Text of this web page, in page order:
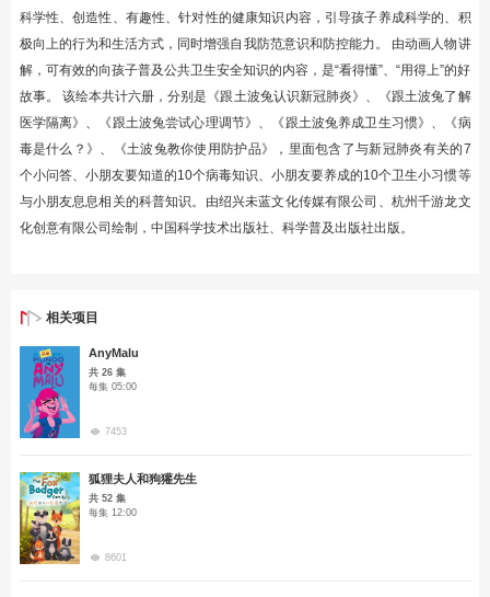
科学性、创造性、有趣性、针对性的健康知识内容，引导孩子养成科学的、积
极向上的行为和生活方式，同时增强自我防范意识和防控能力。 由动画人物讲
解，可有效的向孩子普及公共卫生安全知识的内容，是“看得懂”、“用得上”的好
故事。 该绘本共计六册，分别是《跟土波兔认识新冠肺炎》、《跟土波兔了解
医学隔离》、《跟土波兔尝试心理调节》、《跟土波兔养成卫生习惯》、《病
毒是什么？》、《土波兔教你使用防护品》，里面包含了与新冠肺炎有关的7
个小问答、小朋友要知道的10个病毒知识、小朋友要养成的10个卫生小习惯等
与小朋友息息相关的科普知识。由绍兴未蓝文化传媒有限公司、杭州千游龙文
化创意有限公司绘制，中国科学技术出版社、科学普及出版社出版。
相关项目
AnyMalu
共 26 集
每集 05:00
7453
狐狸夫人和狗獾先生
共 52 集
每集 12:00
8601